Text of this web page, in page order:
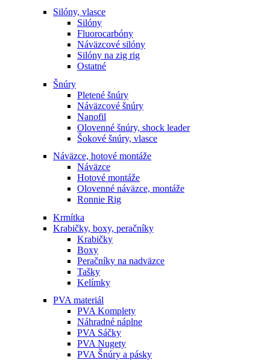
Silóny, vlasce
Silóny
Fluorocarbóny
Náväzcové silóny
Silóny na zig rig
Ostatné
Šnúry
Pletené šnúry
Náväzcové šnúry
Nanofil
Olovenné šnúry, shock leader
Šokové šnúry, vlasce
Náväzce, hotové montáže
Náväzce
Hotové montáže
Olovenné náväzce, montáže
Ronnie Rig
Krmítka
Krabičky, boxy, peračníky
Krabičky
Boxy
Peračníky na nadväzce
Tašky
Kelímky
PVA materiál
PVA Komplety
Náhradné náplne
PVA Sáčky
PVA Nugety
PVA Šnúry a pásky